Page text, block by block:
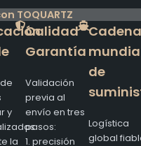
TOQUARTZ
y
la
Calidad
Garantía
Validación
previa al
envío en tres
pasos:
1. precisión
Cadena
de
Logística
global